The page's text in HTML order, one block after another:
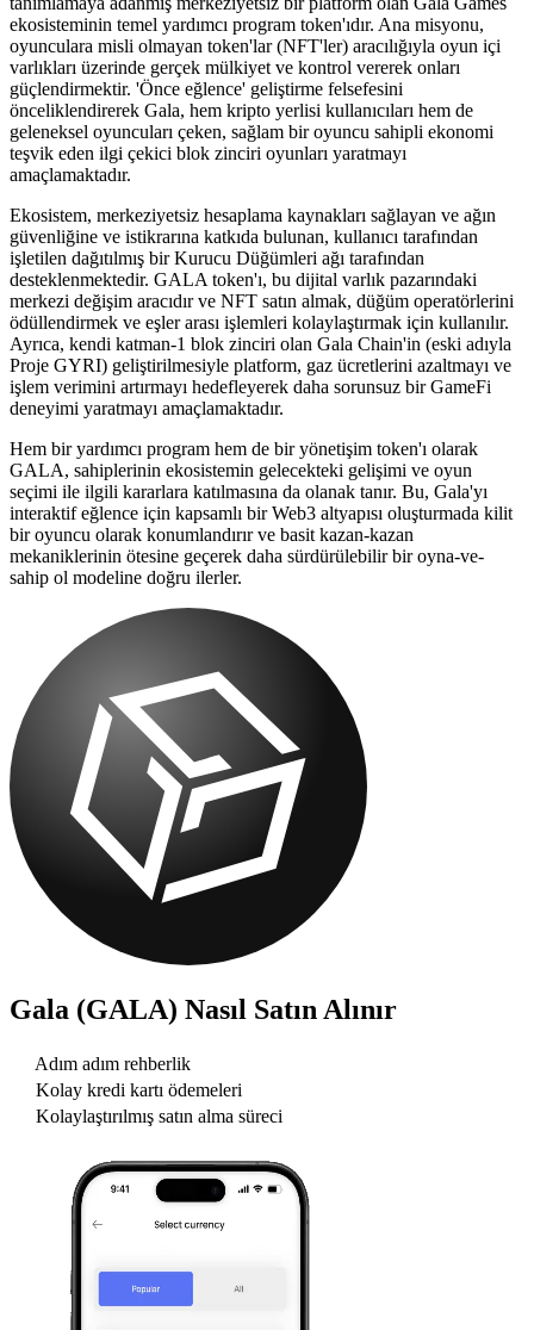
ekosisteminin temel yardımcı program token'ıdır. Ana misyonu,
oyunculara misli olmayan token'lar (NFT'ler) aracılığıyla oyun içi
varlıkları üzerinde gerçek mülkiyet ve kontrol vererek onları
güçlendirmektir. 'Önce eğlence' geliştirme felsefesini
önceliklendirerek Gala, hem kripto yerlisi kullanıcıları hem de
geleneksel oyuncuları çeken, sağlam bir oyuncu sahipli ekonomi
teşvik eden ilgi çekici blok zinciri oyunları yaratmayı
amaçlamaktadır.
Ekosistem, merkeziyetsiz hesaplama kaynakları sağlayan ve ağın
güvenliğine ve istikrarına katkıda bulunan, kullanıcı tarafından
işletilen dağıtılmış bir Kurucu Düğümleri ağı tarafından
desteklenmektedir. GALA token'ı, bu dijital varlık pazarındaki
merkezi değişim aracıdır ve NFT satın almak, düğüm operatörlerini
ödüllendirmek ve eşler arası işlemleri kolaylaştırmak için kullanılır.
Ayrıca, kendi katman-1 blok zinciri olan Gala Chain'in (eski adıyla
Proje GYRI) geliştirilmesiyle platform, gaz ücretlerini azaltmayı ve
işlem verimini artırmayı hedefleyerek daha sorunsuz bir GameFi
deneyimi yaratmayı amaçlamaktadır.
Hem bir yardımcı program hem de bir yönetişim token'ı olarak
GALA, sahiplerinin ekosistemin gelecekteki gelişimi ve oyun
seçimi ile ilgili kararlara katılmasına da olanak tanır. Bu, Gala'yı
interaktif eğlence için kapsamlı bir Web3 altyapısı oluşturmada kilit
bir oyuncu olarak konumlandırır ve basit kazan-kazan
mekaniklerinin ötesine geçerek daha sürdürülebilir bir oyna-ve-
sahip ol modeline doğru ilerler.
Gala (GALA) Nasıl Satın Alınır
Adım adım rehberlik
Kolay kredi kartı ödemeleri
Kolaylaştırılmış satın alma süreci